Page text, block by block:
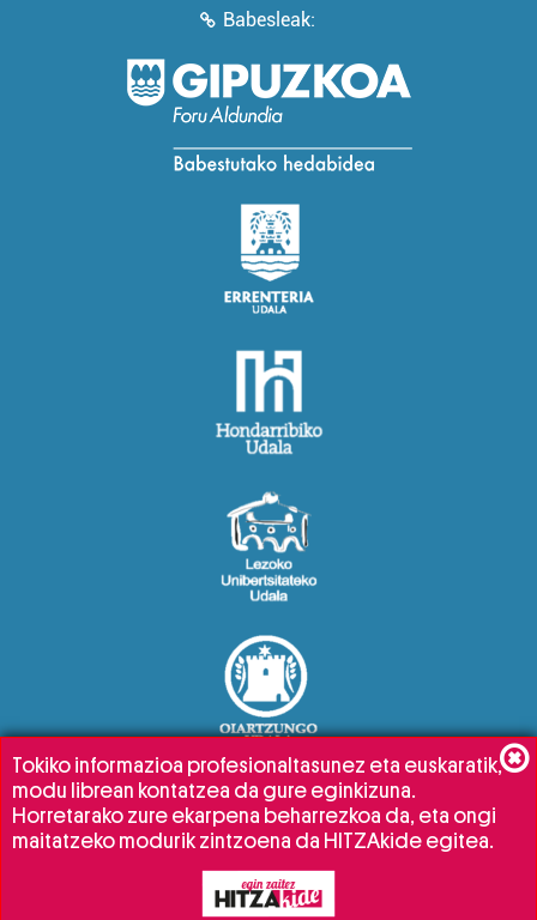
Babesleak:
Tokiko informazioa profesionaltasunez eta euskaratik,
modu librean kontatzea da gure eginkizuna.
Horretarako zure ekarpena beharrezkoa da, eta ongi
maitatzeko modurik zintzoena da HITZAkide egitea.